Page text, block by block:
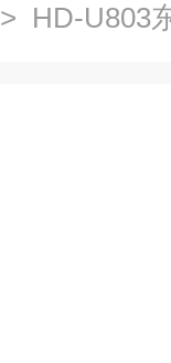
> HD-U803